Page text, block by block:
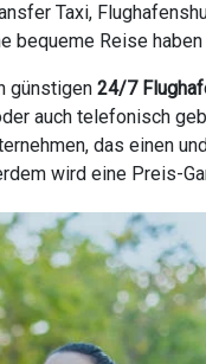
Taxi,
bequeme Reise
günstigen 24/7
auch telefonisch
das einen
wird eine Preis-